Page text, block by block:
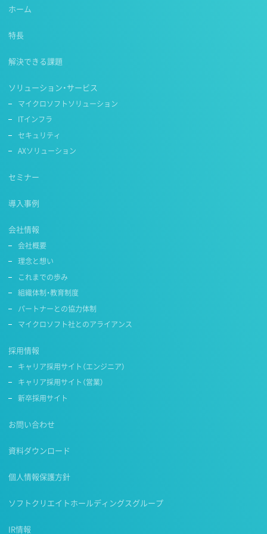
ホーム
特長
解決できる課題
ソリューション・サービス
マイクロソフトソリューション
ITインフラ
セキュリティ
AXソリューション
セミナー
導入事例
会社情報
会社概要
理念と想い
これまでの歩み
組織体制・教育制度
パートナーとの協力体制
マイクロソフト社とのアライアンス
採用情報
キャリア採用サイト（エンジニア）
キャリア採用サイト（営業）
新卒採用サイト
お問い合わせ
資料ダウンロード
個人情報保護方針
ソフトクリエイトホールディングスグループ
IR情報